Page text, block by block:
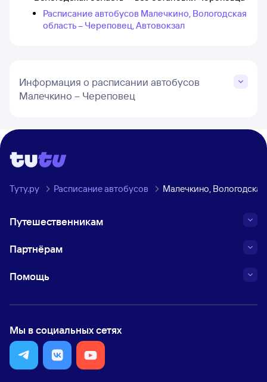
Расписание автобусов Малечкино, Вологодская
область – Череповец, Автовокзал
Информация о расписании автобусов
Малечкино – Череповец
Туту.ру Расписание автобусов Малечкино,
Путешественникам
Партнёрам
Помощь
Мы в социальных сетях